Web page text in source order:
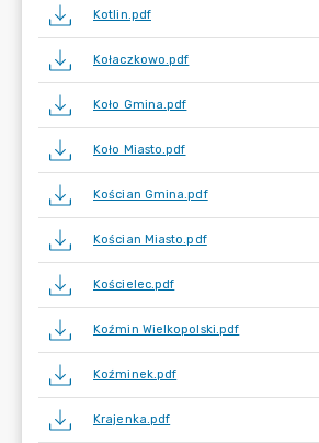
Kotlin.pdf
Kołaczkowo.pdf
Koło Gmina.pdf
Koło Miasto.pdf
Kościan Gmina.pdf
Kościan Miasto.pdf
Kościelec.pdf
Koźmin Wielkopolski.pdf
Koźminek.pdf
Krajenka.pdf